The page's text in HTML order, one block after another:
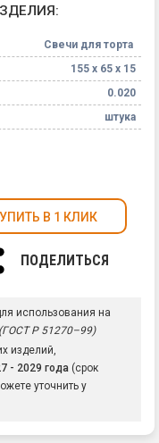
Свечи для торта
155 х 65 х 15
0.020
штука
В 1 КЛИК
ПОДЕЛИТЬСЯ
использования на
(ГОСТ Р 51270–99)
изделий,
- 2029 года (срок
уточнить у